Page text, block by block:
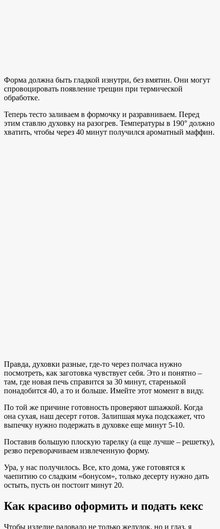
Форма должна быть гладкой изнутри, без вмятин. Они могут
спровоцировать появление трещин при термической
обработке.
Теперь тесто заливаем в формочку и разравниваем. Перед
этим ставлю духовку на разогрев. Температуры в 190° должно
хватить, чтобы через 40 минут получился ароматный маффин.
Правда, духовки разные, где-то через полчаса нужно
посмотреть, как заготовка чувствует себя. Это и понятно –
там, где новая печь справится за 30 минут, старенькой
понадобится 40, а то и больше. Имейте этот момент в виду.
По той же причине готовность проверяют шпажкой. Когда
она сухая, наш десерт готов. Залипшая мука подскажет, что
выпечку нужно подержать в духовке еще минут 5-10.
Поставив большую плоскую тарелку (а еще лучше – решетку),
резво переворачиваем извлеченную форму.
Ура, у нас получилось. Все, кто дома, уже готовятся к
чаепитию со сладким «бонусом», только десерту нужно дать
остыть, пусть он постоит минут 20.
Как красиво оформить и подать кекс
Чтобы изделие радовало не только желудок, но и глаз, я